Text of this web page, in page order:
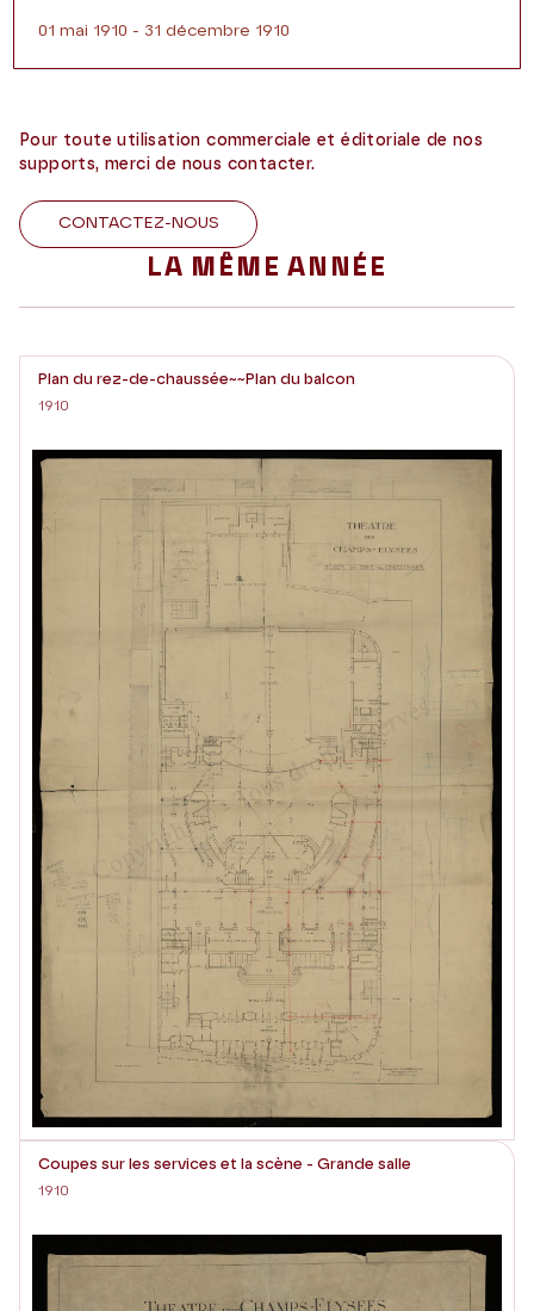
01 mai 1910 - 31 décembre 1910
Pour toute utilisation commerciale et éditoriale de nos
supports, merci de nous contacter.
CONTACTEZ-NOUS
LA MÊME ANNÉE
Plan du rez-de-chaussée~~Plan du balcon
1910
Coupes sur les services et la scène - Grande salle
1910